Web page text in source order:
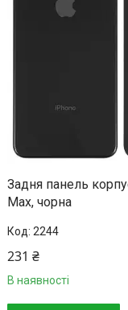
Задня панель
Max, чорна
2244
231 ₴
В наявності